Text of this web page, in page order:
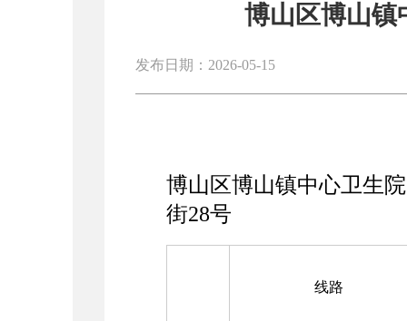
博山区博山镇
发布日期：2026-05-15
博山区博山镇中心卫生
街28号
线路